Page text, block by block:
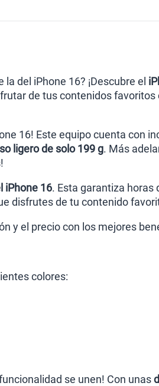
la del iPhone 16? ¡Descubre el
de tus contenidos
16! Este equipo cuenta con
ligero de solo 199 g. Más
iPhone 16. Esta garantiza horas
disfrutes de tu contenido
y el precio con los mejores
colores:
se unen! Con unas